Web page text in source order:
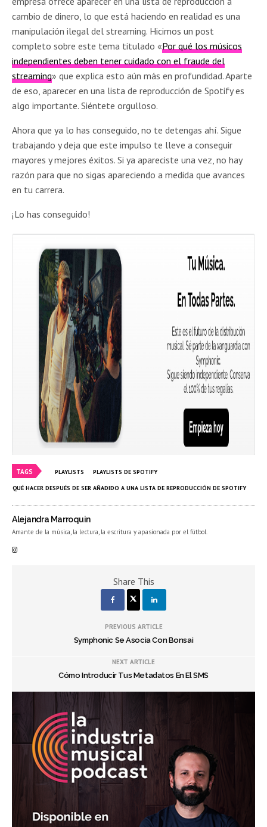
cambio de dinero, lo que está haciendo en realidad es una
manipulación ilegal del streaming. Hicimos un post
completo sobre este tema titulado «Por qué los músicos
independientes deben tener cuidado con el fraude del
streaming» que explica esto aún más en profundidad. Aparte
de eso, aparecer en una lista de reproducción de Spotify es
algo importante. Siéntete orgulloso.
Ahora que ya lo has conseguido, no te detengas ahí. Sigue
trabajando y deja que este impulso te lleve a conseguir
mayores y mejores éxitos. Si ya apareciste una vez, no hay
razón para que no sigas apareciendo a medida que avances
en tu carrera.
¡Lo has conseguido!
TAGS PLAYLISTS PLAYLISTS DE SPOTIFY
QUÉ HACER DESPUÉS DE SER AÑADIDO A UNA LISTA DE REPRODUCCIÓN DE SPOTIFY
Alejandra Marroquin
Amante de la música, la lectura, la escritura y apasionada por el fútbol.
Share This
PREVIOUS ARTICLE
Symphonic Se Asocia Con Bonsai
NEXT ARTICLE
Cómo Introducir Tus Metadatos En El SMS